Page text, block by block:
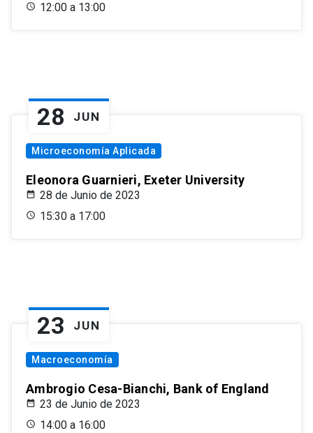
12:00 a 13:00
28 JUN
Microeconomía Aplicada
Eleonora Guarnieri, Exeter University
28 de Junio de 2023
15:30 a 17:00
23 JUN
Macroeconomía
Ambrogio Cesa-Bianchi, Bank of England
23 de Junio de 2023
14:00 a 16:00